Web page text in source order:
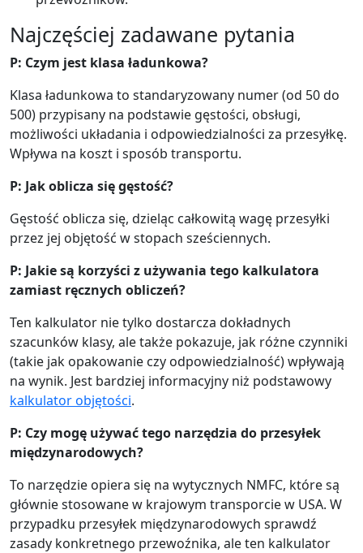
Najczęściej zadawane pytania
P: Czym jest klasa ładunkowa?
Klasa ładunkowa to standaryzowany numer (od 50 do
500) przypisany na podstawie gęstości, obsługi,
możliwości układania i odpowiedzialności za przesyłkę.
Wpływa na koszt i sposób transportu.
P: Jak oblicza się gęstość?
Gęstość oblicza się, dzieląc całkowitą wagę przesyłki
przez jej objętość w stopach sześciennych.
P: Jakie są korzyści z używania tego kalkulatora
zamiast ręcznych obliczeń?
Ten kalkulator nie tylko dostarcza dokładnych
szacunków klasy, ale także pokazuje, jak różne czynniki
(takie jak opakowanie czy odpowiedzialność) wpływają
na wynik. Jest bardziej informacyjny niż podstawowy
kalkulator objętości.
P: Czy mogę używać tego narzędzia do przesyłek
międzynarodowych?
To narzędzie opiera się na wytycznych NMFC, które są
głównie stosowane w krajowym transporcie w USA. W
przypadku przesyłek międzynarodowych sprawdź
zasady konkretnego przewoźnika, ale ten kalkulator